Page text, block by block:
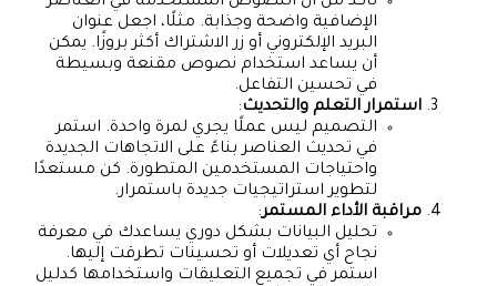
الإضافية واضحة وجذابة. مثلًا، اجعل عنوان
البريد الإلكتروني أو زر الاشتراك أكثر بروزًا. يمكن
أن يساعد استخدام نصوص مقنعة وبسيطة
في تحسين التفاعل.
استمرار التعلم والتحديث:
التصميم ليس عملًا يجري لمرة واحدة. استمر
في تحديث العناصر بناءً على الاتجاهات الجديدة
واحتياجات المستخدمين المتطورة. كن مستعدًا
لتطوير استراتيجيات جديدة باستمرار.
مراقبة الأداء المستمر:
تحليل البيانات بشكل دوري يساعدك في معرفة
نجاح أي تعديلات أو تحسينات تطرقت إليها.
استمر في تجميع التعليقات واستخدامها كدليل